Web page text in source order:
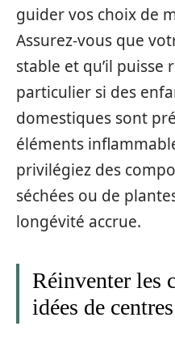
guider vos choix de
Assurez-vous que
stable et qu’il puisse
particulier si des
domestiques sont
éléments
privilégiez des
séchées ou de
longévité accrue.
Réinventer les
idées de